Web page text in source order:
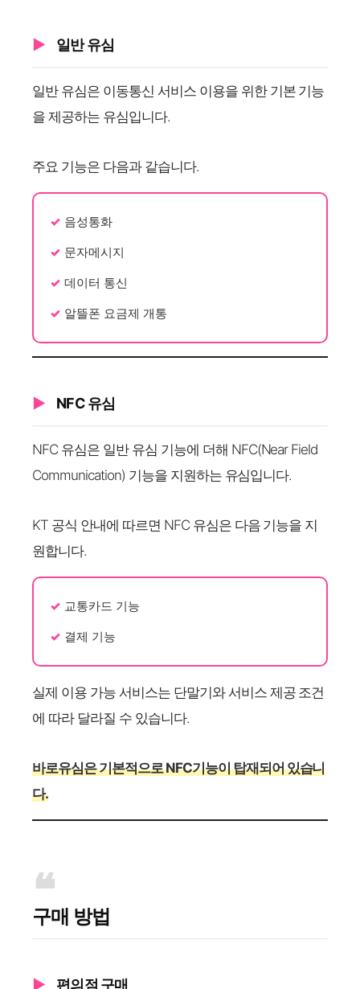
일반 유심
일반 유심은 이동통신 서비스 이용을 위한 기본 기능
을 제공하는 유심입니다.
주요 기능은 다음과 같습니다.
음성통화
문자메시지
데이터 통신
알뜰폰 요금제 개통
NFC 유심
NFC 유심은 일반 유심 기능에 더해 NFC(Near Field
Communication) 기능을 지원하는 유심입니다.
KT 공식 안내에 따르면 NFC 유심은 다음 기능을 지
원합니다.
교통카드 기능
결제 기능
실제 이용 가능 서비스는 단말기와 서비스 제공 조건
에 따라 달라질 수 있습니다.
바로유심은 기본적으로 NFC기능이 탑재되어 있습니
다.
구매 방법
편의점 구매